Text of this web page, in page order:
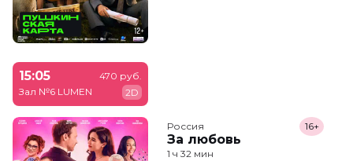
15:05
Зал №6 LUMEN
470 руб.
2D
Россия
За любовь
16+
1 ч 32 мин